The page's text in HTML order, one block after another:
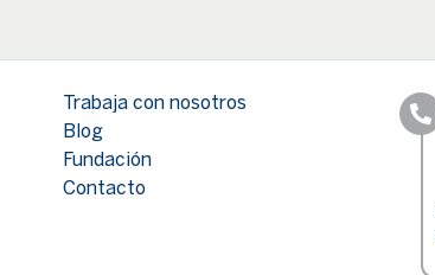
Trabaja con nosotros
Blog
Fundación
Contacto